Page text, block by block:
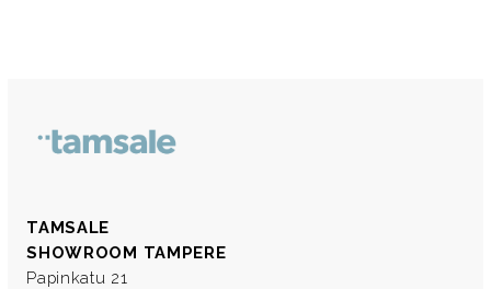
TAMSALE
SHOWROOM TAMPERE
Papinkatu 21